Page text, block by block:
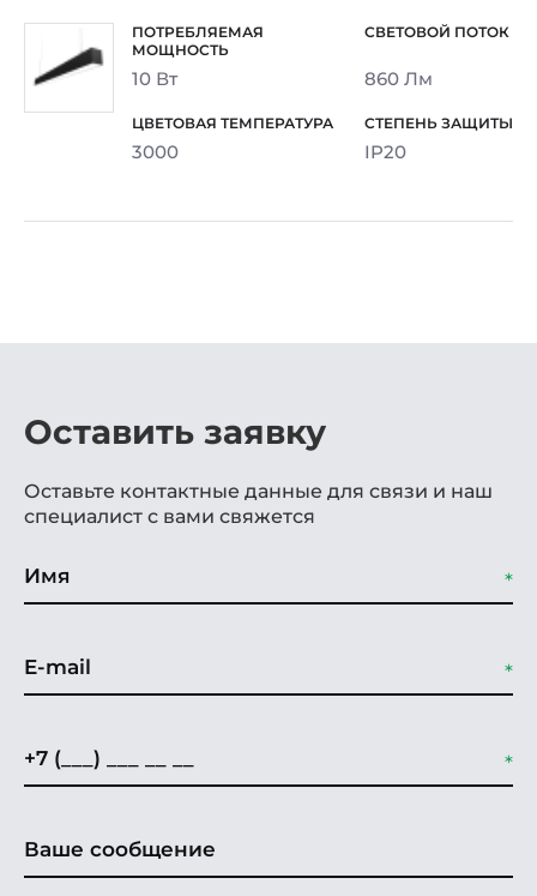
10 Вт 860 Лм
3000 IP20
Оставить заявку
Оставьте контактные данные для связи и наш
специалист с вами свяжется